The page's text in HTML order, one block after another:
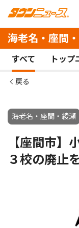
海老名・座間
すべて トップ
戻る
海老名・座間・綾瀬
【座間市】
３校の廃止